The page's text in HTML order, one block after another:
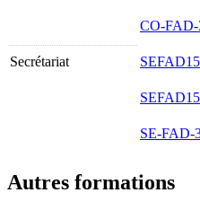
CO-FAD-
Secrétariat
SE-FAD-
Autres formations